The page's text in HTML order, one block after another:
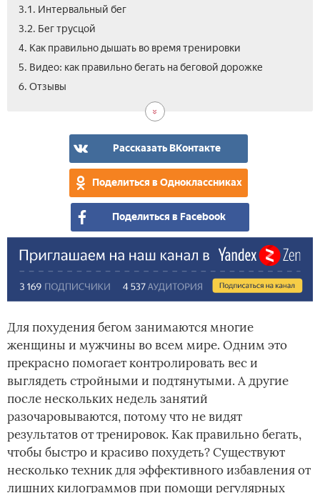
3.1. Интервальный бег
3.2. Бег трусцой
4. Как правильно дышать во время тренировки
5. Видео: как правильно бегать на беговой дорожке
6. Отзывы
Рассказать ВКонтакте
Поделиться в Одноклассниках
Поделиться в Facebook
Для похудения бегом занимаются многие
женщины и мужчины во всем мире. Одним это
прекрасно помогает контролировать вес и
выглядеть стройными и подтянутыми. А другие
после нескольких недель занятий
разочаровываются, потому что не видят
результатов от тренировок. Как правильно бегать,
чтобы быстро и красиво похудеть? Существуют
несколько техник для эффективного избавления от
лишних килограммов при помощи регулярных